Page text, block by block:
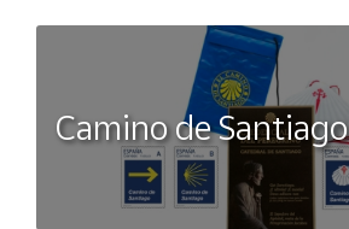
Camino de Santiago